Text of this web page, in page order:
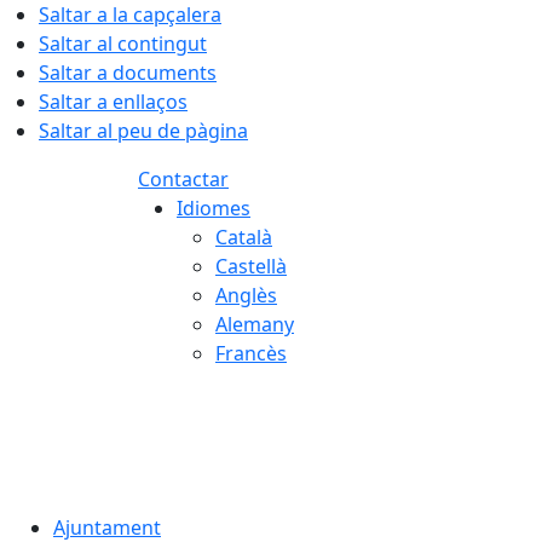
Saltar a la capçalera
Saltar al contingut
Saltar a documents
Saltar a enllaços
Saltar al peu de pàgina
Contactar
Idiomes
Català
Castellà
Anglès
Alemany
Francès
Ajuntament